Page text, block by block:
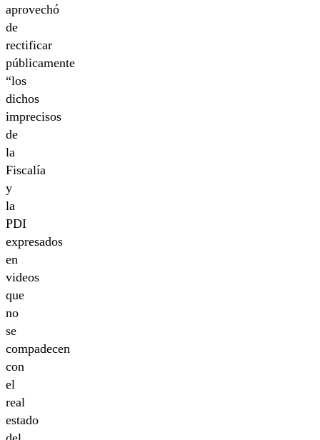
aprovechó
de
rectificar
públicamente
“los
dichos
imprecisos
de
la
Fiscalía
y
la
PDI
expresados
en
videos
que
no
se
compadecen
con
el
real
estado